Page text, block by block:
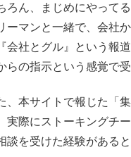
ろん、まじめにやって
ーマンと一緒で、会社
会社とグル』という報
らの指示という感覚で
本サイトで報じた「
実際にストーキングチ
談を受けた経験がある